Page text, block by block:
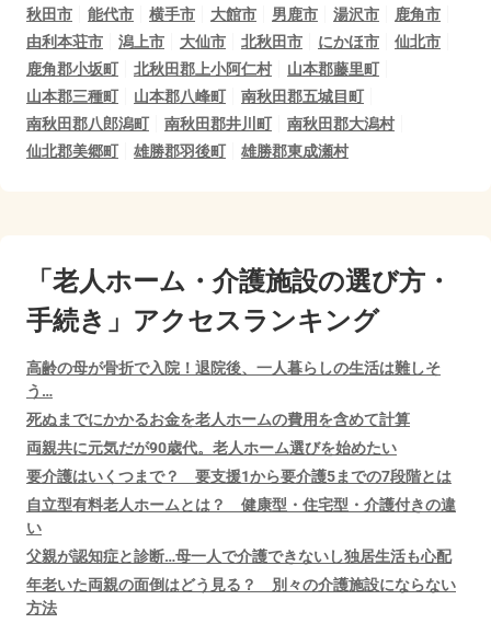
秋田市 能代市 横手市 大館市 男鹿市 湯沢市
鹿角市
由利本荘市
潟上市 大仙市 北秋田市 にかほ市
仙北市
鹿角郡小坂町
北秋田郡上小阿仁村
山本郡藤里町
山本郡三種町
山本郡八峰町
南秋田郡五城目町
南秋田郡八郎潟町
南秋田郡井川町
南秋田郡大潟村
仙北郡美郷町
雄勝郡羽後町 雄勝郡東成瀬村
「老人ホーム・介護施設の選び方・
手続き」アクセスランキング
高齢の母が骨折で入院！退院後、一人暮らしの生活は難しそ
う…
死ぬまでにかかるお金を老人ホームの費用を含めて計算
両親共に元気だが90歳代。老人ホーム選びを始めたい
要介護はいくつまで？ 要支援1から要介護5までの7段階とは
自立型有料老人ホームとは？ 健康型・住宅型・介護付きの違
い
父親が認知症と診断…母一人で介護できないし独居生活も心配
年老いた両親の面倒はどう見る？ 別々の介護施設にならない
方法